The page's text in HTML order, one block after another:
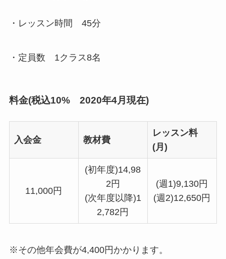
・レッスン時間 45分
・定員数 1クラス8名
料金(税込10% 2020年4月現在)
入会金 教材費
レッスン料
(月)
11,000円
(初年度)14,98
2円
(次年度以降)1
2,782円
(週1)9,130円
(週2)12,650円
※その他年会費が4,400円かかります。